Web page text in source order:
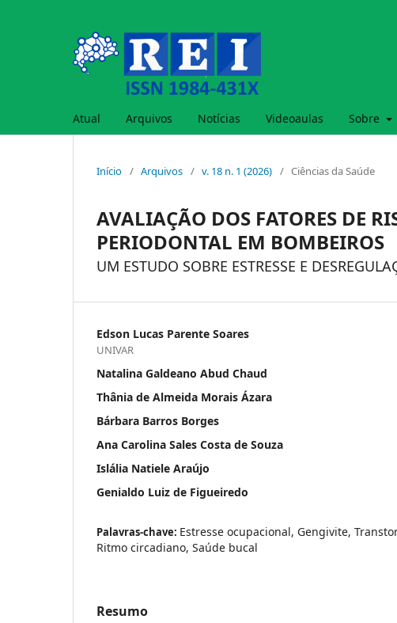
Atual Arquivos Notícias Videoaulas Sobre
Início / Arquivos / v. 18 n. 1 (2026) / Ciências da Saúde
AVALIAÇÃO DOS FATORES DE
PERIODONTAL EM BOMBEIROS
UM ESTUDO SOBRE ESTRESSE E
Edson Lucas Parente Soares
UNIVAR
Natalina Galdeano Abud Chaud
Thânia de Almeida Morais Ázara
Bárbara Barros Borges
Ana Carolina Sales Costa de Souza
Islália Natiele Araújo
Genialdo Luiz de Figueiredo
Palavras-chave: Estresse ocupacional, Gengivite,
Ritmo circadiano, Saúde bucal
Resumo